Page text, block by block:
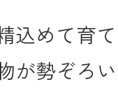
込めて育
が勢ぞろ